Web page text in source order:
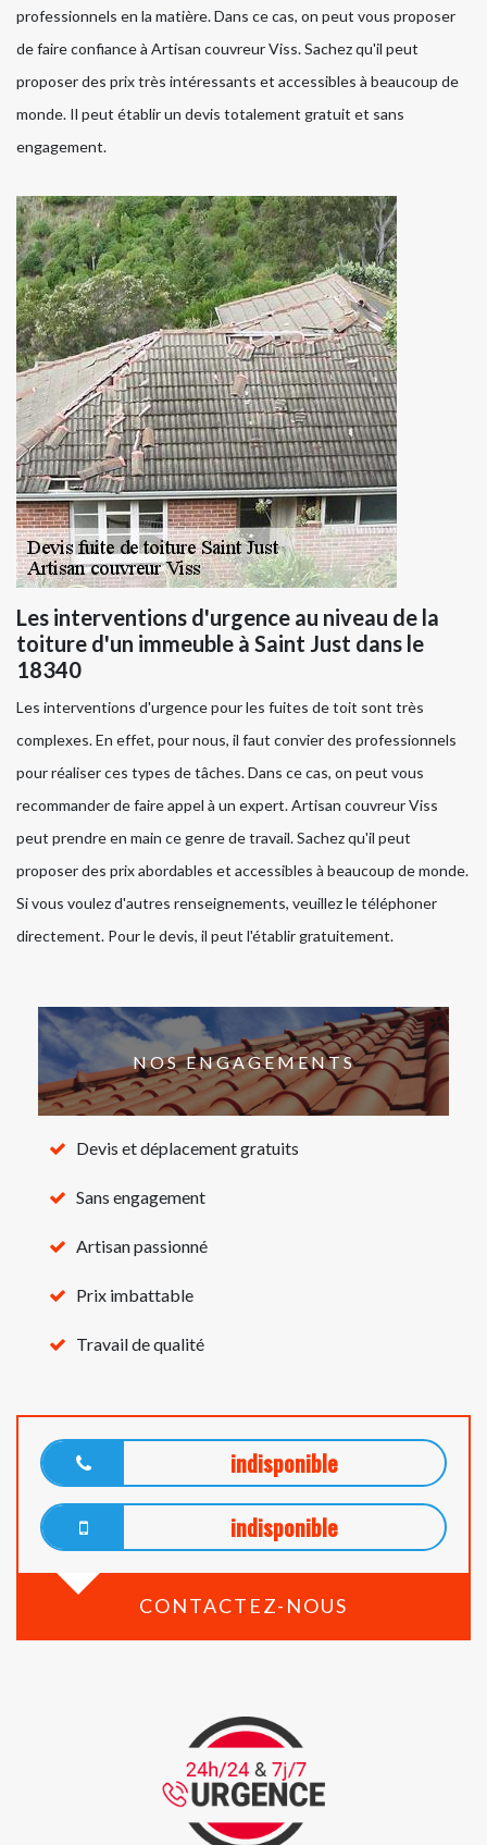
professionnels en la matière. Dans ce cas, on peut vous proposer
de faire confiance à Artisan couvreur Viss. Sachez qu'il peut
proposer des prix très intéressants et accessibles à beaucoup de
monde. Il peut établir un devis totalement gratuit et sans
engagement.
Les interventions d'urgence au niveau de la
toiture d'un immeuble à Saint Just dans le
18340
Les interventions d'urgence pour les fuites de toit sont très
complexes. En effet, pour nous, il faut convier des professionnels
pour réaliser ces types de tâches. Dans ce cas, on peut vous
recommander de faire appel à un expert. Artisan couvreur Viss
peut prendre en main ce genre de travail. Sachez qu'il peut
proposer des prix abordables et accessibles à beaucoup de monde.
Si vous voulez d'autres renseignements, veuillez le téléphoner
directement. Pour le devis, il peut l'établir gratuitement.
NOS ENGAGEMENTS
Devis et déplacement gratuits
Sans engagement
Artisan passionné
Prix imbattable
Travail de qualité
indisponible
indisponible
CONTACTEZ-NOUS